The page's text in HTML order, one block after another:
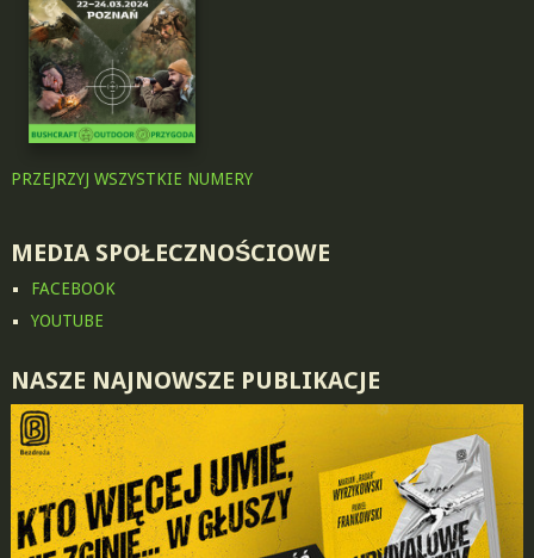
PRZEJRZYJ WSZYSTKIE NUMERY
MEDIA SPOŁECZNOŚCIOWE
FACEBOOK
YOUTUBE
NASZE NAJNOWSZE PUBLIKACJE